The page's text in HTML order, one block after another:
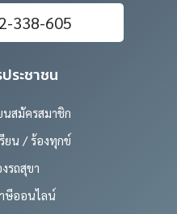
338-605
ระชาชน
นสมัครสมาชิก
รียน / ร้องทุกข์
รถสุขา
ษีออนไลน์